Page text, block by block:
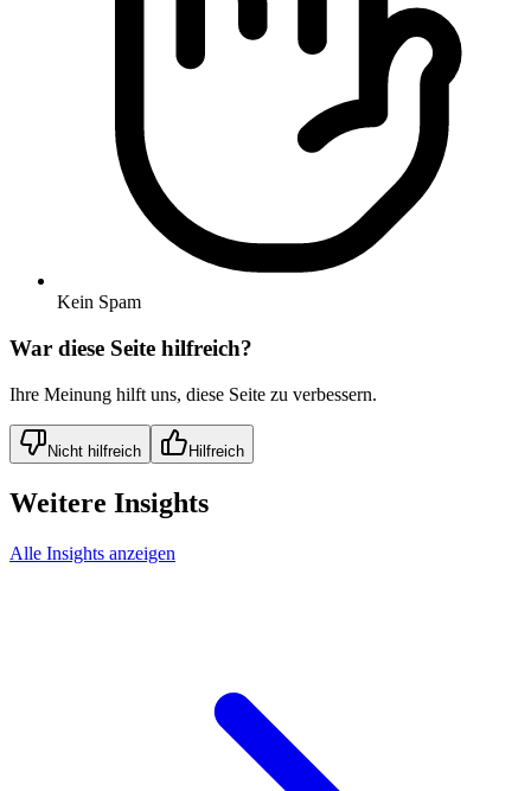
Kein Spam
War diese Seite hilfreich?
Ihre Meinung hilft uns, diese Seite zu verbessern.
Nicht hilfreich Hilfreich
Weitere Insights
Alle Insights anzeigen